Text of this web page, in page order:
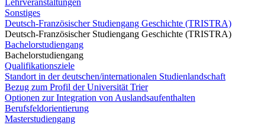
Lehrveranstaltungen
Sonstiges
Deutsch-Französischer Studiengang Geschichte (TRISTRA)
Deutsch-Französischer Studiengang Geschichte (TRISTRA)
Bachelorstudiengang
Bachelorstudiengang
Qualifikationsziele
Standort in der deutschen/internationalen Studienlandschaft
Bezug zum Profil der Universität Trier
Optionen zur Integration von Auslandsaufenthalten
Berufsfeldorientierung
Masterstudiengang